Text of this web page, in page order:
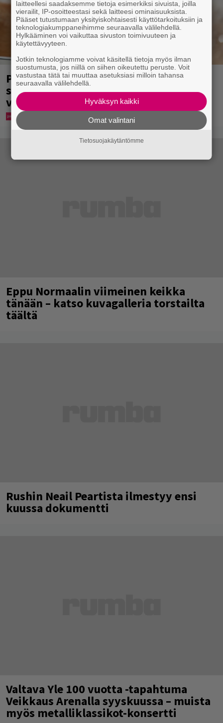
Pohjois-Korea neuvoo kansalaisiaan
selviämään helteistä syömällä
viilentävää koiraa
Eppu Normaalin viimeinen keikka
tänään – katso kuvagalleria torstailta
täältä
Rushin Neail Peartista ilmestyy ensi
kuussa dokumentti
Valtava Yle 100 vuotta -tapahtuma
Veikkaus Arenalla syyskuussa – muista
myös metalliklassikot-konsertti
laitteellesi saadaksemme tietoja esimerkiksi sivuista, joilla
vierailit, IP-osoitteestasi sekä laitteesi ominaisuuksista.
Pääset tutustumaan yksityiskohtaisesti käyttötarkoituksiin ja
teknologiakumppaneihimme seuraavalla välilehdellä.
Hylkääminen voi vaikuttaa sivuston toimivuuteen ja
käytettävyyteen.
Jotkin teknologiamme voivat käsitellä tietoja myös ilman
suostumusta, jos niillä on siihen oikeutettu peruste. Voit
vastustaa tätä tai muuttaa asetuksiasi milloin tahansa
seuraavalla välilehdellä.
Hyväksyn kaikki
Omat valintani
Tietosuojakäytäntömme